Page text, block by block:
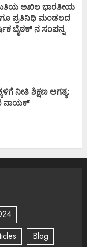
ಅಖಿಲ ಭಾರತೀಯ
ಪ್ರತಿನಿಧಿ ಮಂಡಲದ
ಬೈಠಕ್ ನ ಸಂಪನ್ನ
ನೀತಿ ಶಿಕ್ಷಣ ಅಗತ್ಯ:
ನಾಯಕ್
Blog